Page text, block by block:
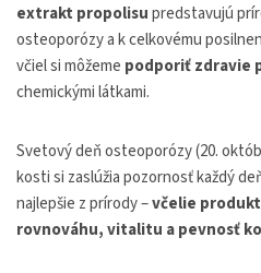
extrakt propolisupredstavujú
osteoporózy a k celkovému
včiel si môžeme podporiť zdravie
chemickými látkami.
Svetový deň osteoporózy (20.
kosti si zaslúžia pozornosť každý
najlepšie z prírody –včelie
rovnováhu, vitalitu a pevnosť